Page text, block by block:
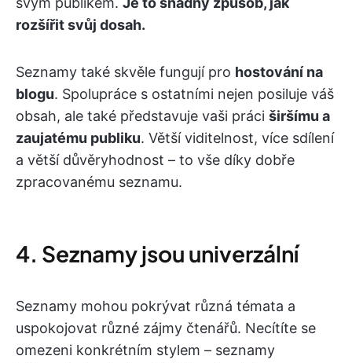
rozšířit svůj dosah.
Seznamy také skvěle fungují pro hostování na
blogu. Spolupráce s ostatními nejen posiluje váš
obsah, ale také představuje vaši práci širšímu a
zaujatému publiku. Větší viditelnost, více sdílení
a větší důvěryhodnost – to vše díky dobře
zpracovanému seznamu.
4. Seznamy jsou univerzální
Seznamy mohou pokrývat různá témata a
uspokojovat různé zájmy čtenářů. Necítíte se
omezeni konkrétním stylem – seznamy